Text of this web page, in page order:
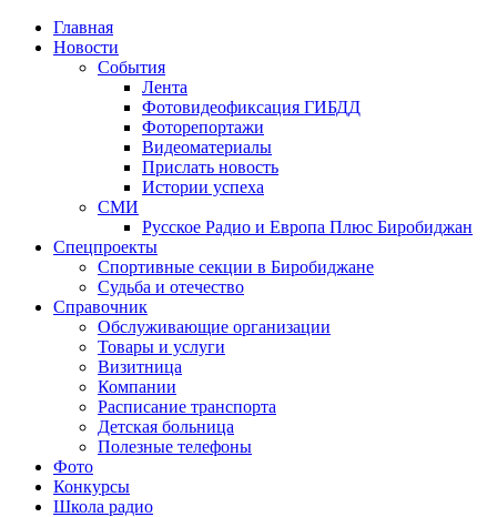
Главная
Новости
События
Лента
Фотовидеофиксация ГИБДД
Фоторепортажи
Видеоматериалы
Прислать новость
Истории успеха
СМИ
Русское Радио и Европа Плюс Биробиджан
Спецпроекты
Спортивные секции в Биробиджане
Судьба и отечество
Справочник
Обслуживающие организации
Товары и услуги
Визитница
Компании
Расписание транспорта
Детская больница
Полезные телефоны
Фото
Конкурсы
Школа радио